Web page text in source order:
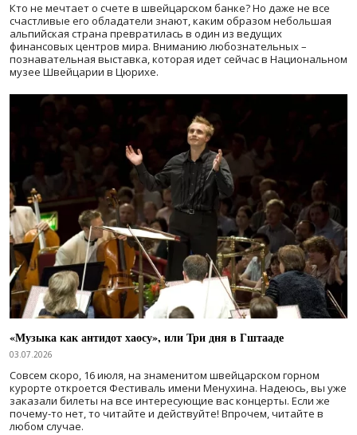
Кто не мечтает о счете в швейцарском банке? Но даже не все
счастливые его обладатели знают, каким образом небольшая
альпийская страна превратилась в один из ведущих
финансовых центров мира. Вниманию любознательных –
познавательная выставка, которая идет сейчас в Национальном
музее Швейцарии в Цюрихе.
«Музыка как антидот хаосу», или Три дня в Гштааде
03.07.2026
Совсем скоро, 16 июля, на знаменитом швейцарском горном
курорте откроется Фестиваль имени Менухина. Надеюсь, вы уже
заказали билеты на все интересующие вас концерты. Если же
почему-то нет, то читайте и действуйте! Впрочем, читайте в
любом случае.